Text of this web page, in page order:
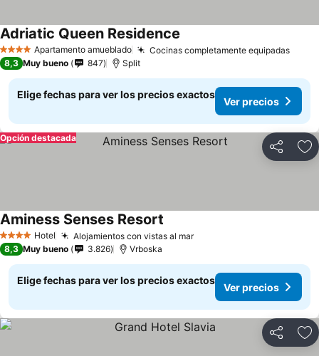
4 EstrellasApartamento amueblado Cocinas completamente equipadas
Adriatic Queen Residence
8,3 Muy bueno 847 Split
Elige fechas para ver los precios exactos
Ver precios
Compartir
Opción destacada
4 EstrellasHotel Alojamientos con vistas al mar
Aminess Senses Resort
8,3 Muy bueno 3.826 Vrboska
Elige fechas para ver los precios exactos
Ver precios
Compartir